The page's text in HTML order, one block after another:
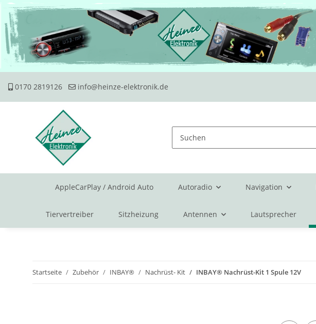
0170 2819126 info@heinze-elektronik.de
AppleCarPlay / Android Auto Autoradio Navigation
Tiervertreiber Sitzheizung Antennen Lautsprecher
Startseite Zubehör INBAY® Nachrüst- Kit INBAY® Nachrüst-Kit 1 Spule 12V